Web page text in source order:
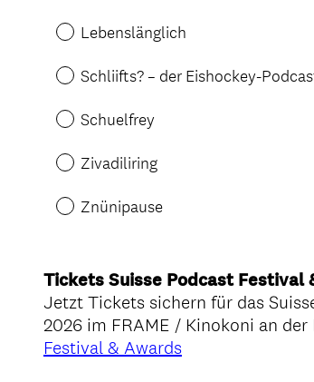
Lebenslänglich
Schliifts? – der Eishockey-
Schuelfrey
Zivadiliring
Znünipause
Tickets Suisse Podcast Festival
Jetzt Tickets sichern für das
2026 im FRAME / Kinokoni an
Festival & Awards